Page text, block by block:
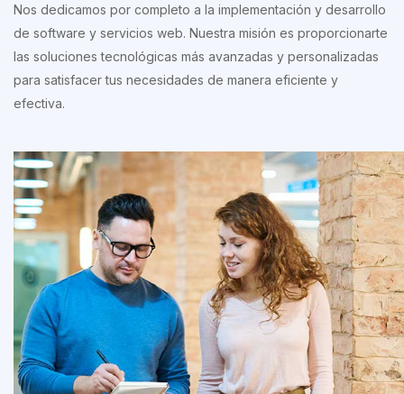
Nos dedicamos por completo a la implementación y desarrollo
de software y servicios web. Nuestra misión es proporcionarte
las soluciones tecnológicas más avanzadas y personalizadas
para satisfacer tus necesidades de manera eficiente y
efectiva.